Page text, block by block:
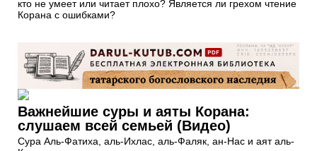
кто не умеет или читает плохо? Является ли грехом чтение
Корана с ошибками?
Важнейшие суры и аяты Корана:
слушаем всей семьей (Видео)
Сура Аль-Фатиха, аль-Ихлас, аль-Фаляк, ан-Нас и аят аль-